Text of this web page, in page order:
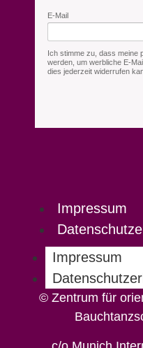
E-Mail
Ich stimme zu, dass meine
werden, um werbliche E-
dies jederzeit widerrufen
Impressum
Impressum
© Zentrum für